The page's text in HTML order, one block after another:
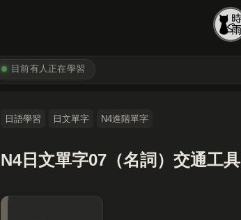
目前有人正在學習
日語學習 日文單字 N4進階單字
N4日文單字07（名詞）交通工具